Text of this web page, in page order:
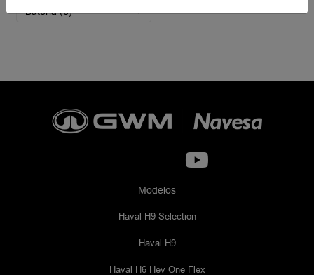
Bateria (e)
Modelos
Haval H9 Selection
Haval H9
Haval H6 Hev One Flex